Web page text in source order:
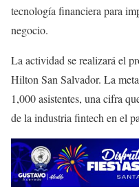
tecnología financiera para
negocio.
La actividad se realizará el
Hilton San Salvador. La
1,000 asistentes, una cifra
de la industria fintech en el